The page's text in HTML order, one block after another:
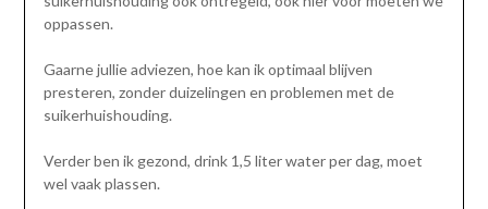
oppassen.
Gaarne jullie adviezen, hoe kan ik optimaal blijven
presteren, zonder duizelingen en problemen met de
suikerhuishouding.
Verder ben ik gezond, drink 1,5 liter water per dag, moet
wel vaak plassen.